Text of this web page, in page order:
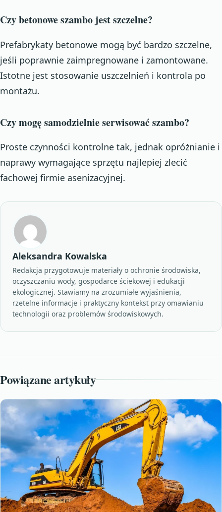
Czy betonowe szambo jest szczelne?
Prefabrykaty betonowe mogą być bardzo szczelne,
jeśli poprawnie zaimpregnowane i zamontowane.
Istotne jest stosowanie uszczelnień i kontrola po
montażu.
Czy mogę samodzielnie serwisować szambo?
Proste czynności kontrolne tak, jednak opróżnianie i
naprawy wymagające sprzętu najlepiej zlecić
fachowej firmie asenizacyjnej.
Aleksandra Kowalska
Redakcja przygotowuje materiały o ochronie środowiska,
oczyszczaniu wody, gospodarce ściekowej i edukacji
ekologicznej. Stawiamy na zrozumiałe wyjaśnienia,
rzetelne informacje i praktyczny kontekst przy omawianiu
technologii oraz problemów środowiskowych.
Powiązane artykuły